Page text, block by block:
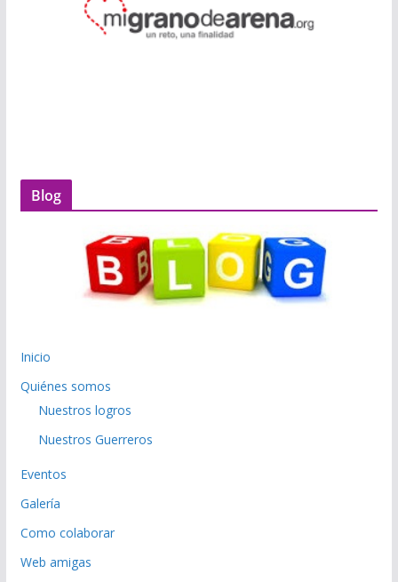
Blog
Inicio
Quiénes somos
Nuestros logros
Nuestros Guerreros
Eventos
Galería
Como colaborar
Web amigas